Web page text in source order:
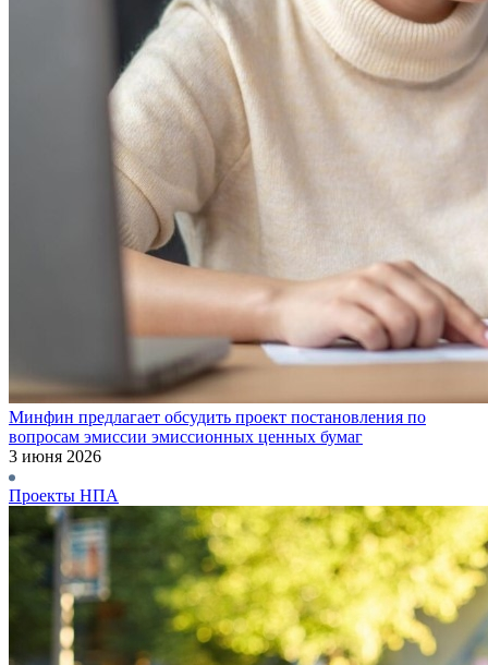
Минфин предлагает обсудить проект постановления по
вопросам эмиссии эмиссионных ценных бумаг
3 июня 2026
Проекты НПА